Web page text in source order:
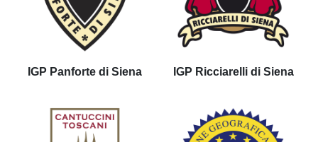
IGP Panforte di Siena IGP Ricciarelli di Siena